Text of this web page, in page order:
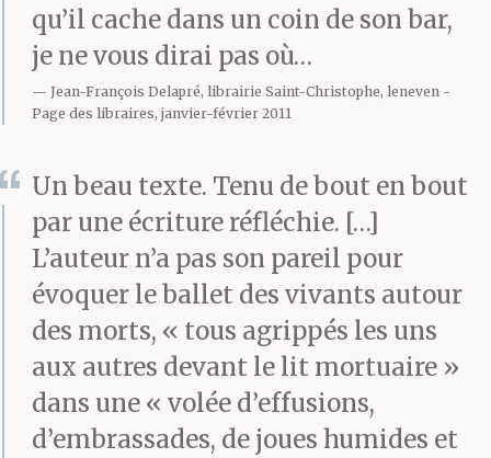
havre, où vin, bière et
alcools forts coulent en
continu, tous le
L’appellation revêt des
allures de titre. Et c’est
bien ainsi qu’il faut la
prendre.
Il débarque en fin
qu’il cache dans un coin de son bar,
je ne vous dirai pas où…
Jean-François Delapré, librairie Saint-Christophe, leneven
Page des libraires, janvier-février 2011
Un beau texte. Tenu de bout en bout
par une écriture réfléchie. […]
L’auteur n’a pas son pareil pour
évoquer le ballet des vivants autour
des morts, « tous agrippés les uns
aux autres devant le lit mortuaire »
dans une « volée d’effusions,
d’embrassades, de joues humides et